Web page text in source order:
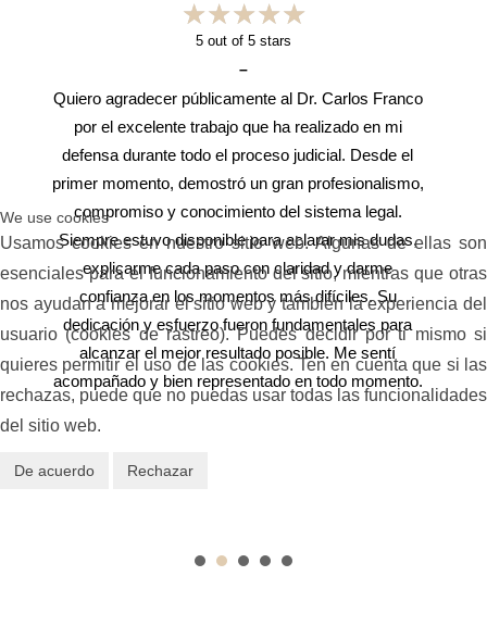
★★★★★
★★★★★
5 out of 5 stars
–
Quiero agradecer públicamente al Dr. Carlos Franco
por el excelente trabajo que ha realizado en mi
defensa durante todo el proceso judicial. Desde el
primer momento, demostró un gran profesionalismo,
compromiso y conocimiento del sistema legal.
Siempre estuvo disponible para aclarar mis dudas,
explicarme cada paso con claridad y darme
confianza en los momentos más difíciles. Su
dedicación y esfuerzo fueron fundamentales para
alcanzar el mejor resultado posible. Me sentí
acompañado y bien representado en todo momento.
Recomiendo al Dr. Carlos sin ninguna duda a
cualquier persona que necesite un abogado de
confianza, eficaz y con verdadera vocación por
We use cookies
Usamos cookies en nuestro sitio web. Algunas de ellas son
esenciales para el funcionamiento del sitio, mientras que otras
nos ayudan a mejorar el sitio web y también la experiencia del
usuario (cookies de rastreo). Puedes decidir por ti mismo si
quieres permitir el uso de las cookies. Ten en cuenta que si las
rechazas, puede que no puedas usar todas las funcionalidades
del sitio web.
De acuerdo Rechazar